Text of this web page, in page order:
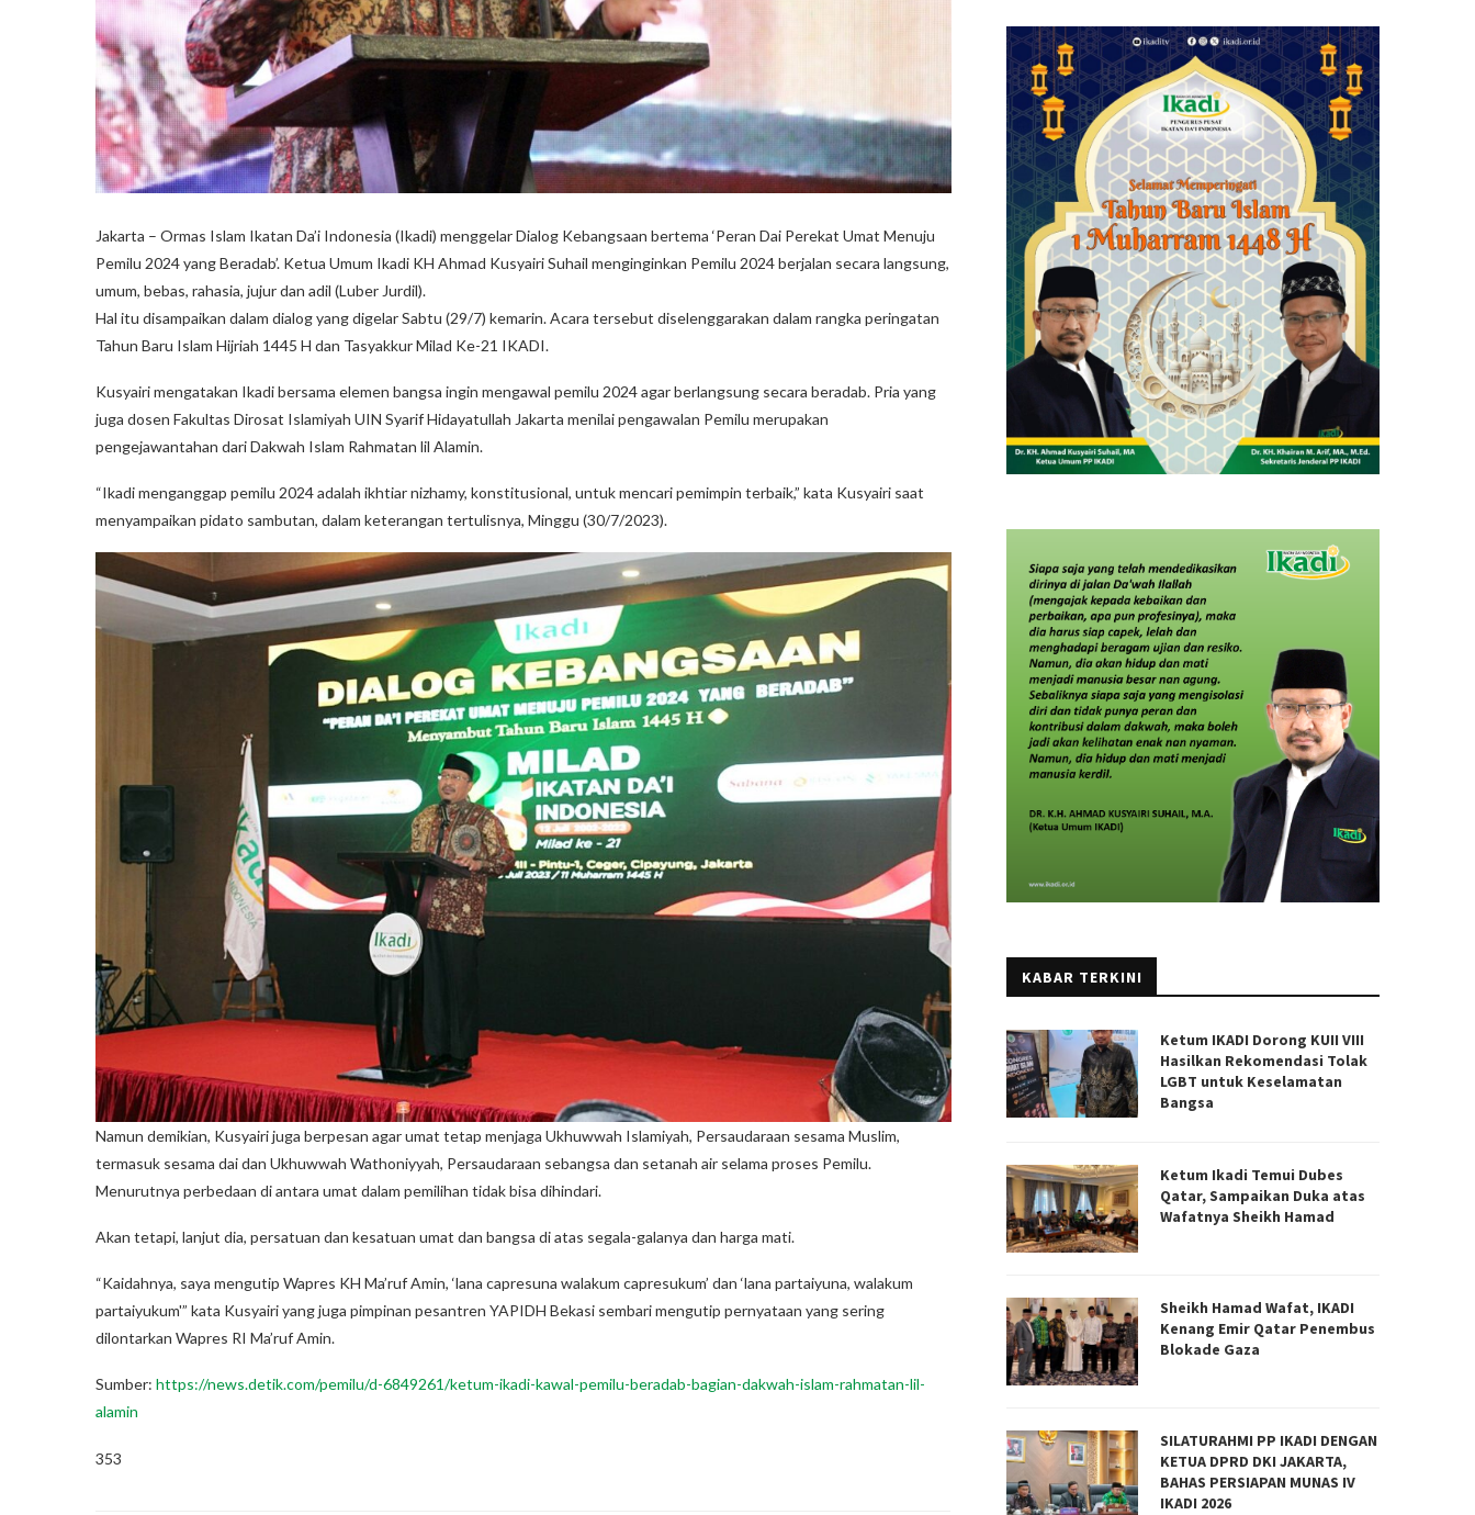
Jakarta – Ormas Islam Ikatan Da’i Indonesia (Ikadi) menggelar Dialog Kebangsaan bertema ‘Peran Dai Perekat Umat Menuju
Pemilu 2024 yang Beradab’. Ketua Umum Ikadi KH Ahmad Kusyairi Suhail menginginkan Pemilu 2024 berjalan secara langsung,
umum, bebas, rahasia, jujur dan adil (Luber Jurdil).
Hal itu disampaikan dalam dialog yang digelar Sabtu (29/7) kemarin. Acara tersebut diselenggarakan dalam rangka peringatan
Tahun Baru Islam Hijriah 1445 H dan Tasyakkur Milad Ke-21 IKADI.
Kusyairi mengatakan Ikadi bersama elemen bangsa ingin mengawal pemilu 2024 agar berlangsung secara beradab. Pria yang
juga dosen Fakultas Dirosat Islamiyah UIN Syarif Hidayatullah Jakarta menilai pengawalan Pemilu merupakan
pengejawantahan dari Dakwah Islam Rahmatan lil Alamin.
“Ikadi menganggap pemilu 2024 adalah ikhtiar nizhamy, konstitusional, untuk mencari pemimpin terbaik,” kata Kusyairi saat
menyampaikan pidato sambutan, dalam keterangan tertulisnya, Minggu (30/7/2023).
Namun demikian, Kusyairi juga berpesan agar umat tetap menjaga Ukhuwwah Islamiyah, Persaudaraan sesama Muslim,
termasuk sesama dai dan Ukhuwwah Wathoniyyah, Persaudaraan sebangsa dan setanah air selama proses Pemilu.
Menurutnya perbedaan di antara umat dalam pemilihan tidak bisa dihindari.
Akan tetapi, lanjut dia, persatuan dan kesatuan umat dan bangsa di atas segala-galanya dan harga mati.
“Kaidahnya, saya mengutip Wapres KH Ma’ruf Amin, ‘lana capresuna walakum capresukum’ dan ‘lana partaiyuna, walakum
partaiyukum'” kata Kusyairi yang juga pimpinan pesantren YAPIDH Bekasi sembari mengutip pernyataan yang sering
dilontarkan Wapres RI Ma’ruf Amin.
Sumber: https://news.detik.com/pemilu/d-6849261/ketum-ikadi-kawal-pemilu-beradab-bagian-dakwah-islam-rahmatan-lil-
alamin
353
KABAR TERKINI
Ketum IKADI Dorong KUII VIII
Hasilkan Rekomendasi Tolak
LGBT untuk Keselamatan
Bangsa
Ketum Ikadi Temui Dubes
Qatar, Sampaikan Duka atas
Wafatnya Sheikh Hamad
Sheikh Hamad Wafat, IKADI
Kenang Emir Qatar Penembus
Blokade Gaza
SILATURAHMI PP IKADI DENGAN
KETUA DPRD DKI JAKARTA,
BAHAS PERSIAPAN MUNAS IV
IKADI 2026